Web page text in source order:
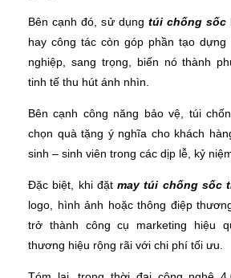
Bên cạnh đó, sử dụng túi chống sốc
hay công tác còn góp phần tạo dựng
nghiệp, sang trọng, biến nó thành
tinh tế thu hút ánh nhìn.
Bên cạnh công năng bảo vệ, túi
chọn quà tặng ý nghĩa cho khách
sinh – sinh viên trong các dịp lễ, kỷ
Đặc biệt, khi đặtmay túi chống sốc
logo, hình ảnh hoặc thông điệp
trở thành công cụ marketing hiệu
thương hiệu rộng rãi với chi phí tối ưu.